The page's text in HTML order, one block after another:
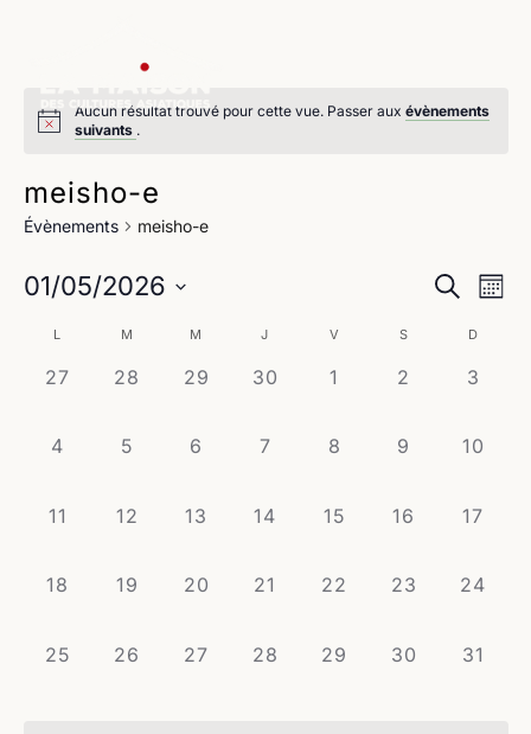
Aucun résultat trouvé pour cette vue. Passer aux évènements
suivants .
meisho-e
Évènements meisho-e
vues
Recherche
Mois
01/05/2026
date.
Calendrier
de
Évènements
L M M J V S D
0
27
0
28
0
29
0
30
0
1
0
2
0
3
0
4
0
5
0
6
0
7
0
8
0
9
0
10
0
11
0
12
0
13
0
14
0
15
0
16
0
17
0
18
0
19
0
20
0
21
0
22
0
23
0
24
0
25
0
26
0
27
0
28
0
29
0
30
0
31